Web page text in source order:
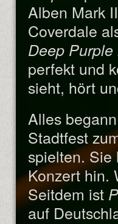
Alben Mark
Coverdale
Deep Purple
perfekt und
sieht, hört
Alles
Stadtfest
spielten. Sie
Konzert hin.
Seitdem ist
auf